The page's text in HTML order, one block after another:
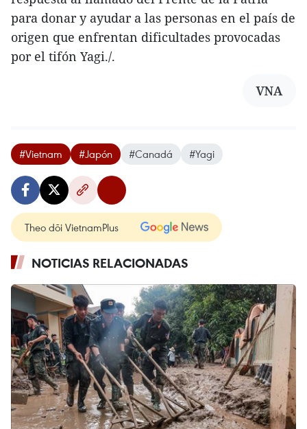
para donar y ayudar a las personas en el país de
origen que enfrentan dificultades provocadas
por el tifón Yagi./.
VNA
#Vietnam #Japón #Canadá #Yagi
Theo dõi VietnamPlus
NOTICIAS RELACIONADAS